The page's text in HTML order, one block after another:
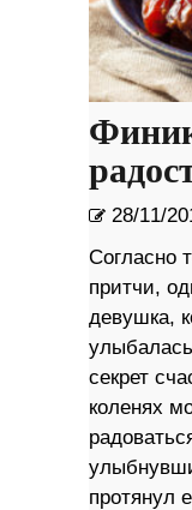
28/11/
Согласно
притчи,
девушка,
секрет
коленях
протянул